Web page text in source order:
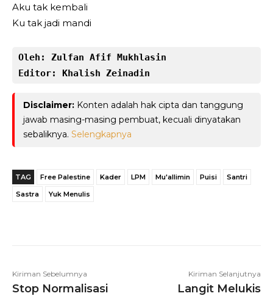
Aku tak kembali
Ku tak jadi mandi
Oleh: Zulfan Afif Mukhlasin
Editor: Khalish Zeinadin
Disclaimer: Konten adalah hak cipta dan tanggung
jawab masing-masing pembuat, kecuali dinyatakan
sebaliknya. Selengkapnya
TAG Free Palestine Kader LPM Mu'allimin Puisi
Santri
Sastra
Yuk Menulis
Kiriman Sebelumnya
Stop Normalisasi
Kiriman Selanjutnya
Langit Melukis